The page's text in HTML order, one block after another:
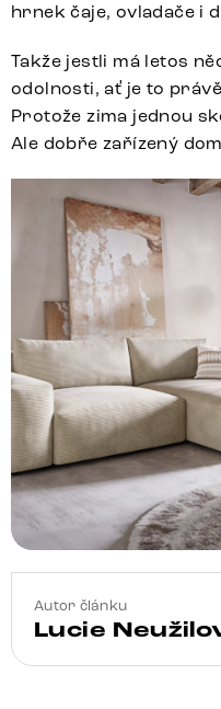
hrnek čaje, ovladače i
Takže jestli má letos
odolnosti, ať je to
Protože zima jednou
Ale dobře zařízený
Autor článku
Lucie